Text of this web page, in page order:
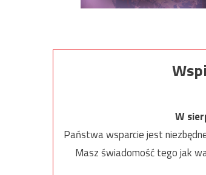
W
Państwa wsparcie jest
Masz świadomość tego jak